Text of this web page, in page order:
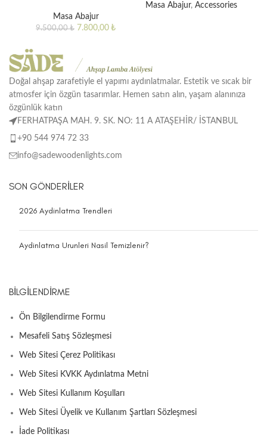
Masa Abajur
9.500,00₺ 7.800,00 ₺
Masa Abajur, Accessories
Doğal ahşap zarafetiyle el yapımı aydınlatmalar. Estetik ve sıcak bir
atmosfer için özgün tasarımlar. Hemen satın alın, yaşam alanınıza
özgünlük katın
FERHATPAŞA MAH. 9. SK. NO: 11 A ATAŞEHİR/ İSTANBUL
+90 544 974 72 33
info@sadewoodenlights.com
SON GÖNDERILER
2026 Aydinlatma Trendleri
Aydinlatma Urunleri Nasil Temizlenir?
BILGILENDIRME
Ön Bilgilendirme Formu
Mesafeli Satış Sözleşmesi
Web Sitesi Çerez Politikası
Web Sitesi KVKK Aydınlatma Metni
Web Sitesi Kullanım Koşulları
Web Sitesi Üyelik ve Kullanım Şartları Sözleşmesi
İade Politikası